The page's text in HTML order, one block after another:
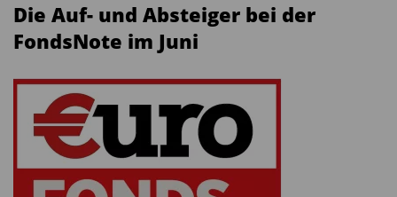
Die Auf- und Absteiger bei der
FondsNote im Juni